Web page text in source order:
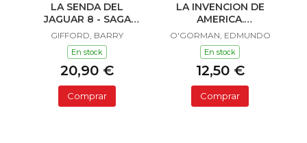
LA SENDA DEL
JAGUAR 8 - SAGA
SAILOR Y LULA
GIFFORD, BARRY
En stock
20,90 €
Comprar
LA INVENCION DE
AMERICA.
INVESTIGACION
ACERCA DE L
O'GORMAN, EDMUNDO
En stock
12,50 €
Comprar